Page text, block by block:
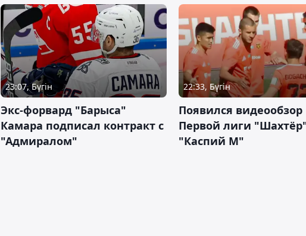
23:07, Бүгін
Экс-форвард "Барыса"
Камара подписал контракт с
"Адмиралом"
22:33, Бүгін
Появился
Первой лиги
"Каспий М"